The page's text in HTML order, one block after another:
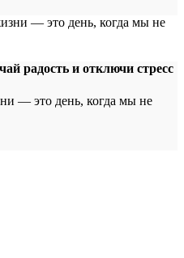
радость и отключи стресс
— это день, когда мы не